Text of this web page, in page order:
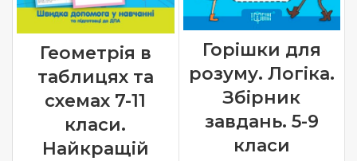
Геометрія в
таблицях та
схемах 7-11
класи.
Найкращій
Горішки для
розуму. Логіка.
Збірник
завдань. 5-9
класи